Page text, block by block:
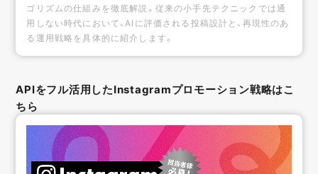
ゴリズムの仕組みを徹底解説。従来の小手先テクニックでは通
用しない時代において、AIに評価される投稿設計と、再現性のあ
る運用戦略を具体的に紹介します。
APIをフル活用したInstagramプロモーション戦略はこ
ちら